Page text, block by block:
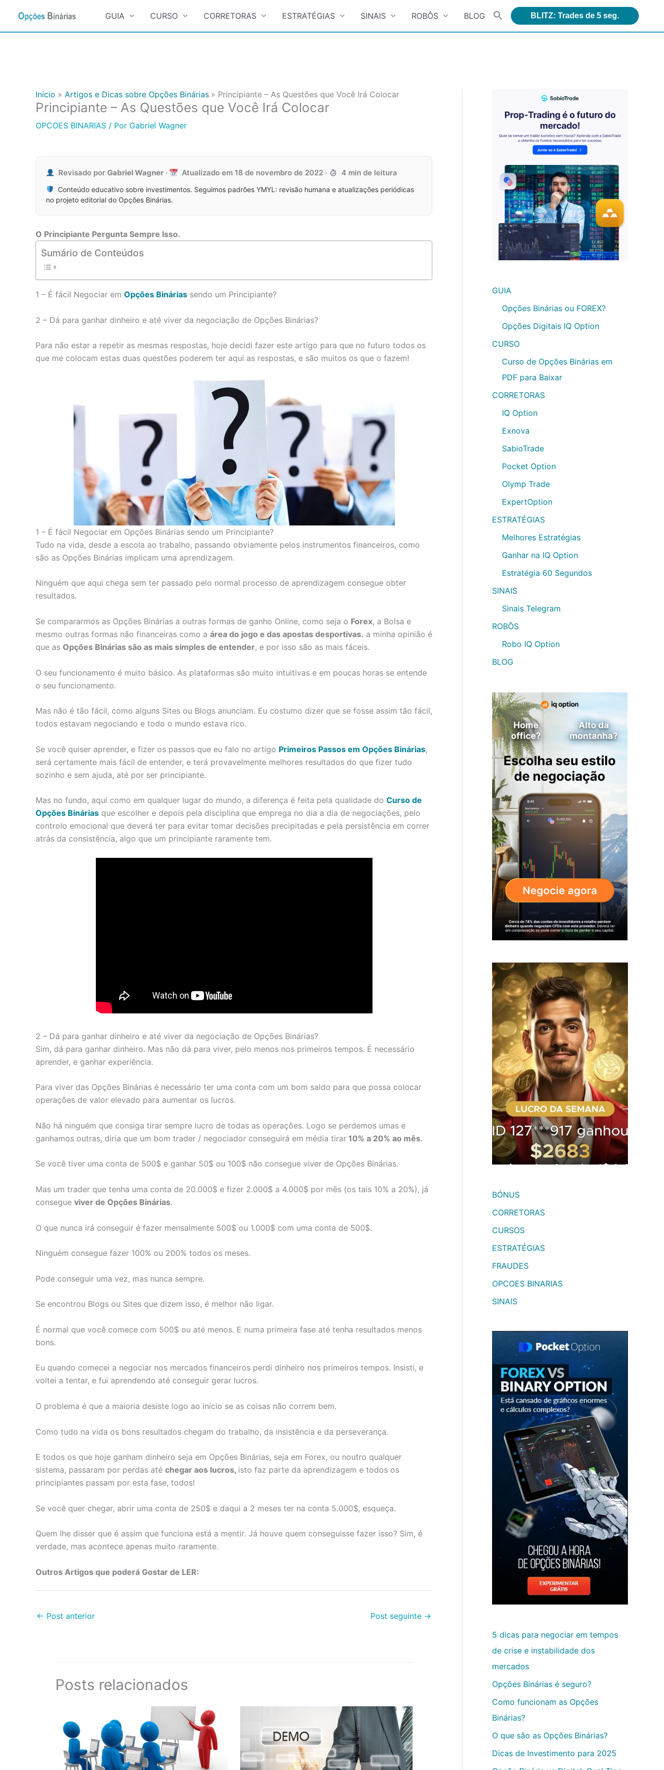
GUIA CURSO CORRETORAS ESTRATÉGIAS SINAIS ROBÔS BLOG BLITZ: Trades de 5 seg.
Início Artigos e Dicas sobre Opções Binárias Principiante – As Questões que Você Irá Colocar
Principiante – As Questões que Você Irá Colocar
OPCOES BINARIAS / Por Gabriel Wagner
Revisado porGabriel Wagner · Atualizado em 18 de novembro de 2022 · 4 min de leitura
Conteúdo educativo sobre investimentos. Seguimos padrões YMYL: revisão humana e atualizações periódicas
no projeto editorial do Opções Binárias.
O Principiante Pergunta Sempre Isso.
Sumário de Conteúdos
1 – É fácil Negociar em Opções Binárias sendo um Principiante?
2 – Dá para ganhar dinheiro e até viver da negociação de Opções Binárias?
Para não estar a repetir as mesmas respostas, hoje decidi fazer este artigo para que no futuro todos os
que me colocam estas duas questões poderem ter aqui as respostas, e são muitos os que o fazem!
1 – É fácil Negociar em Opções Binárias sendo um Principiante?
Tudo na vida, desde a escola ao trabalho, passando obviamente pelos instrumentos financeiros, como
são as Opções Binárias implicam uma aprendizagem.
Ninguém que aqui chega sem ter passado pelo normal processo de aprendizagem consegue obter
resultados.
Se compararmos as Opções Binárias a outras formas de ganho Online, como seja o Forex, a Bolsa e
mesmo outras formas não financeiras como a área do jogo e das apostas desportivas. a minha opinião é
que as Opções Binárias são as mais simples de entender, e por isso são as mais fáceis.
O seu funcionamento é muito básico. As plataformas são muito intuitivas e em poucas horas se entende
o seu funcionamento.
Mas não é tão fácil, como alguns Sites ou Blogs anunciam. Eu costumo dizer que se fosse assim tão fácil,
todos estavam negociando e todo o mundo estava rico.
Se você quiser aprender, e fizer os passos que eu falo no artigo Primeiros Passos em Opções Binárias,
será certamente mais fácil de entender, e terá provavelmente melhores resultados do que fizer tudo
sozinho e sem ajuda, até por ser principiante.
Mas no fundo, aqui como em qualquer lugar do mundo, a diferença é feita pela qualidade do Curso de
Opções Binárias que escolher e depois pela disciplina que emprega no dia a dia de negociações, pelo
controlo emocional que deverá ter para evitar tomar decisões precipitadas e pela persistência em correr
atrás da consistência, algo que um principiante raramente tem.
2 – Dá para ganhar dinheiro e até viver da negociação de Opções Binárias?
Sim, dá para ganhar dinheiro. Mas não dá para viver, pelo menos nos primeiros tempos. É necessário
aprender, e ganhar experiência.
Para viver das Opções Binárias é necessário ter uma conta com um bom saldo para que possa colocar
operações de valor elevado para aumentar os lucros.
Não há ninguém que consiga tirar sempre lucro de todas as operações. Logo se perdemos umas e
ganhamos outras, diria que um bom trader / negociador conseguirá em média tirar 10% a 20% ao mês.
Se você tiver uma conta de 500$ e ganhar 50$ ou 100$ não consegue viver de Opções Binárias.
Mas um trader que tenha uma conta de 20.000$ e fizer 2.000$ a 4.000$ por mês (os tais 10% a 20%), já
consegue viver de Opções Binárias.
O que nunca irá conseguir é fazer mensalmente 500$ ou 1.000$ com uma conta de 500$.
Ninguém consegue fazer 100% ou 200% todos os meses.
Pode conseguir uma vez, mas nunca sempre.
Se encontrou Blogs ou Sites que dizem isso, é melhor não ligar.
É normal que você comece com 500$ ou até menos. E numa primeira fase até tenha resultados menos
bons.
Eu quando comecei a negociar nos mercados financeiros perdi dinheiro nos primeiros tempos. Insisti, e
voltei a tentar, e fui aprendendo até conseguir gerar lucros.
O problema é que a maioria desiste logo ao início se as coisas não correm bem.
Como tudo na vida os bons resultados chegam do trabalho, da insistência e da perseverança.
E todos os que hoje ganham dinheiro seja em Opções Binárias, seja em Forex, ou noutro qualquer
sistema, passaram por perdas até chegar aos lucros, isto faz parte da aprendizagem e todos os
principiantes passam por esta fase, todos!
Se você quer chegar, abrir uma conta de 250$ e daqui a 2 meses ter na conta 5.000$, esqueça.
Quem lhe disser que é assim que funciona está a mentir. Já houve quem conseguisse fazer isso? Sim, é
verdade, mas acontece apenas muito raramente.
Outros Artigos que poderá Gostar de LER:
← Post anterior Post seguinte →
Posts relacionados
GUIA
Opções Binárias ou FOREX?
Opções Digitais IQ Option
CURSO
Curso de Opções Binárias em
PDF para Baixar
CORRETORAS
IQ Option
Exnova
SabioTrade
Pocket Option
Olymp Trade
ExpertOption
ESTRATÉGIAS
Melhores Estratégias
Ganhar na IQ Option
Estratégia 60 Segundos
SINAIS
Sinais Telegram
ROBÔS
Robo IQ Option
BLOG
BÓNUS
CORRETORAS
CURSOS
ESTRATÉGIAS
FRAUDES
OPCOES BINARIAS
SINAIS
5 dicas para negociar em tempos
de crise e instabilidade dos
mercados
Opções Binárias é seguro?
Como funcionam as Opções
Binárias?
O que são as Opções Binárias?
Dicas de Investimento para 2025